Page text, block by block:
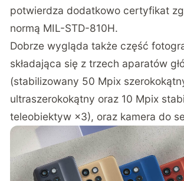
potwierdza dodatkowo certyfikat
normą MIL-STD-810H.
Dobrze wygląda także część
składająca się z trzech aparatów
(stabilizowany 50 Mpix
ultraszerokokątny oraz 10 Mpix
teleobiektyw ×3), oraz kamera do